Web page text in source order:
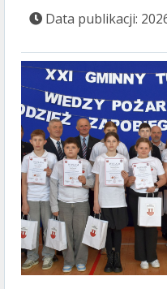
Data publikacji: